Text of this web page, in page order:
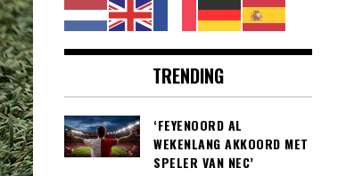
voetbal |
TRENDING
‘FEYENOORD AL
WEKENLANG AKKOORD MET
SPELER VAN NEC’